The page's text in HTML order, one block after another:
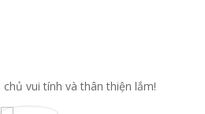
rất nhiệt tình, dịch vụ làm